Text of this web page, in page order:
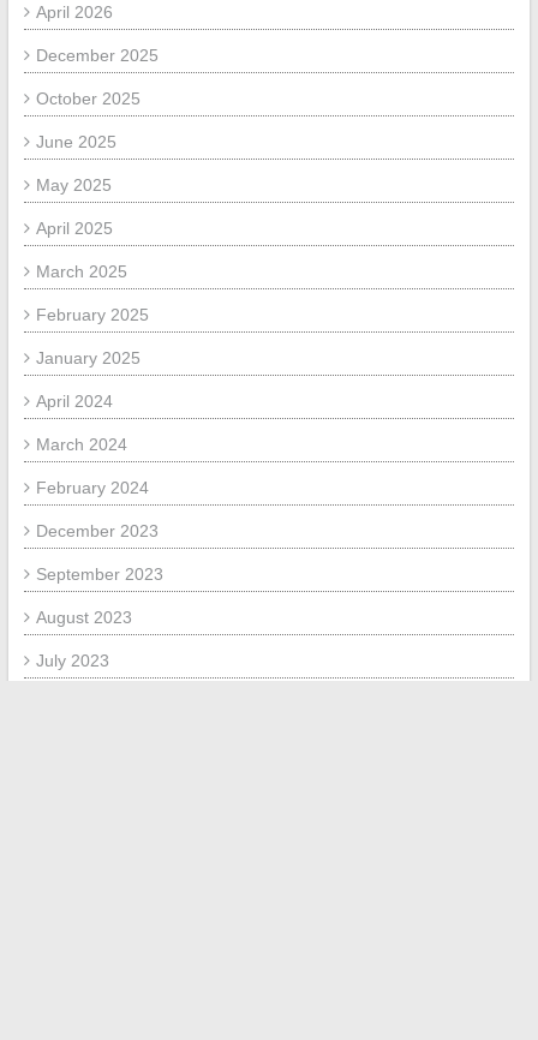
April 2026
December 2025
October 2025
June 2025
May 2025
April 2025
March 2025
February 2025
January 2025
April 2024
March 2024
February 2024
December 2023
September 2023
August 2023
July 2023